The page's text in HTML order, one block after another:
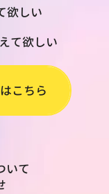
欲しい
て欲しい
こちら
いて